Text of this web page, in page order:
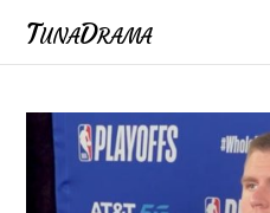
TunaDrama